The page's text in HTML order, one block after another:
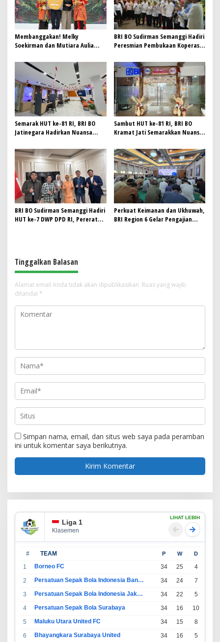
o
s
Membanggakan! Melky
Soekirman dan Mutiara Aulia
Raih Juara 3 Lomba Tari
Nusantara 2026 Bank Indonesia
BRI BO Sudirman Semanggi Hadiri
Peresmian Pembukaan Koperasi
Semarak HUT ke-81 RI, BRI BO
Jatinegara Hadirkan Nuansa
Kantor
Sambut HUT ke-81 RI, BRI BO
Kramat Jati Semarakkan Nuansa
BRI BO Sudirman Semanggi Hadiri
HUT ke-7 DWP DPD RI, Pererat
Perkuat Keimanan dan Ukhuwah,
BRI Region 6 Gelar Pengajian
Tinggalkan Balasan
Alamat email Anda tidak akan dipublikasikan. Ruas yang wajib
ditandai *
Simpan nama, email, dan situs web saya pada peramban
ini untuk komentar saya berikutnya.
Liga 1
Klasemen
LIHAT LEBIH
# TEAM P W D
1 Borneo FC 34 25 4
2
Persatuan Sepak Bola Indonesia Bandung 34 24 7
3
Persatuan Sepak Bola Indonesia Jakarta 34 22 5
4
Persatuan Sepak Bola Surabaya 34 16 10
5
Maluku Utara United FC 34 15 8
6
Bhayangkara Surabaya United 34 16 5